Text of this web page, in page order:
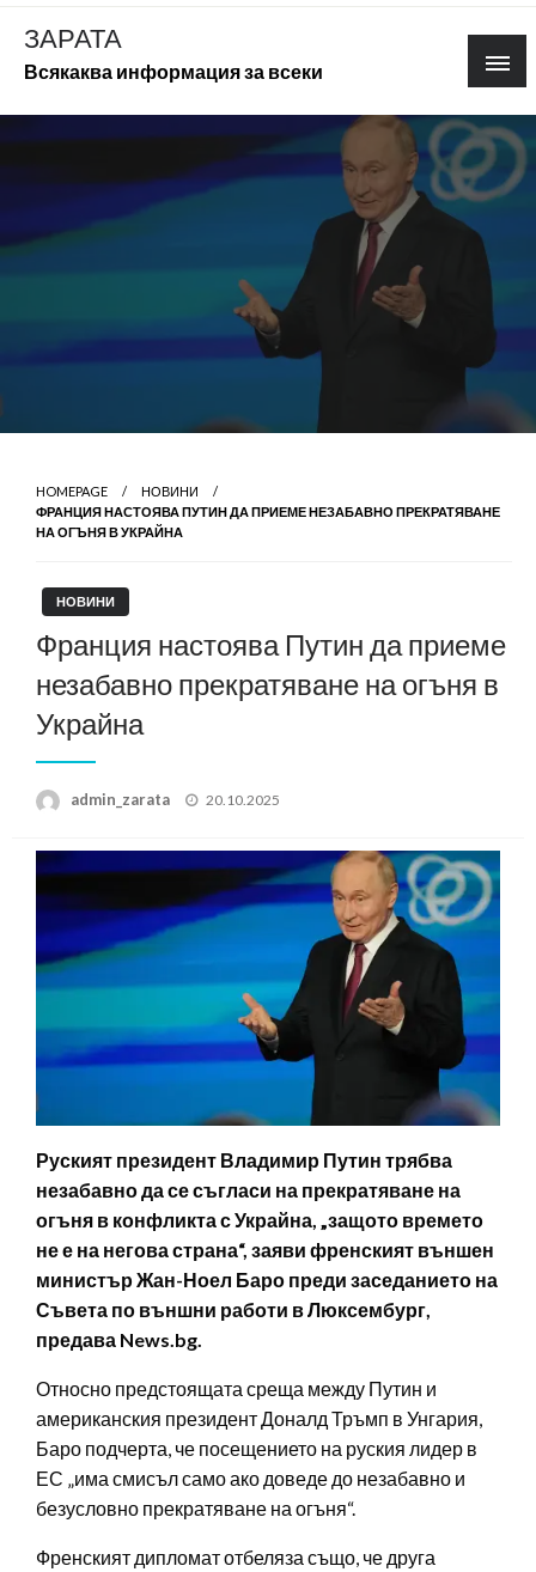
Skip
content
ЗАРАТА
Всякаква информация за всеки
HOMEPAGE
НОВИНИ
ФРАНЦИЯ НАСТОЯВА ПУТИН ДА ПРИЕМЕ НЕЗАБАВНО ПРЕКРАТЯВАНЕ
НА ОГЪНЯ В УКРАЙНА
НОВИНИ
Франция настоява Путин да приеме
незабавно прекратяване на огъня в
Украйна
admin_zarata
Posted
20.10.2025
Руският президент Владимир Путин трябва
незабавно да се съгласи на прекратяване на
огъня в конфликта с Украйна, „защото времето
не е на негова страна“, заяви френският външен
министър Жан-Ноел Баро преди заседанието на
Съвета по външни работи в Люксембург,
предава News.bg.
Относно предстоящата среща между Путин и
американския президент Доналд Тръмп в Унгария,
Баро подчерта, че посещението на руския лидер в
ЕС „има смисъл само ако доведе до незабавно и
безусловно прекратяване на огъня“.
Френският дипломат отбеляза също, че друга